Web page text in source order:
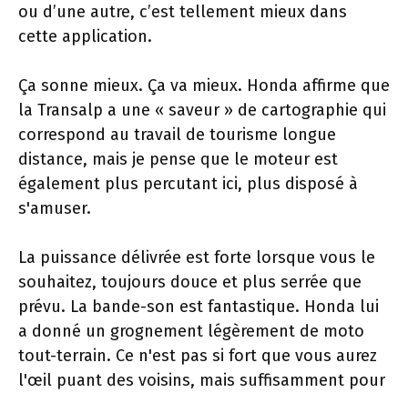
ou d’une autre, c’est tellement mieux dans
cette application.
Ça sonne mieux. Ça va mieux. Honda affirme que
la Transalp a une « saveur » de cartographie qui
correspond au travail de tourisme longue
distance, mais je pense que le moteur est
également plus percutant ici, plus disposé à
s'amuser.
La puissance délivrée est forte lorsque vous le
souhaitez, toujours douce et plus serrée que
prévu. La bande-son est fantastique. Honda lui
a donné un grognement légèrement de moto
tout-terrain. Ce n'est pas si fort que vous aurez
l'œil puant des voisins, mais suffisamment pour